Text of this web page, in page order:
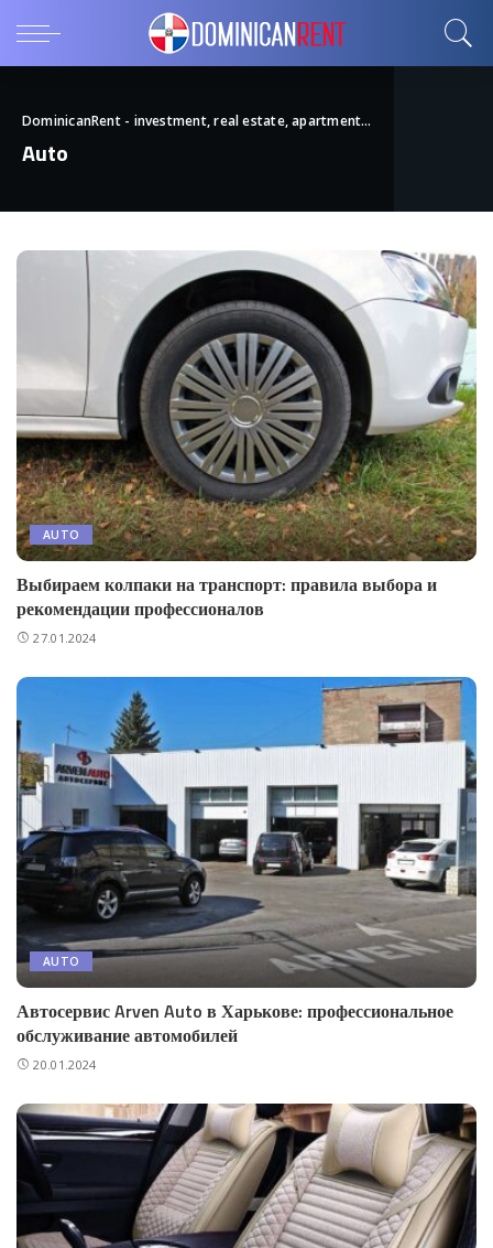
DominicanRent - investment, real estate, apartments>
Auto
AUTO
Выбираем колпаки на транспорт: правила выбора и
рекомендации профессионалов
27.01.2024
AUTO
Автосервис Arven Auto в Харькове: профессиональное
обслуживание автомобилей
20.01.2024